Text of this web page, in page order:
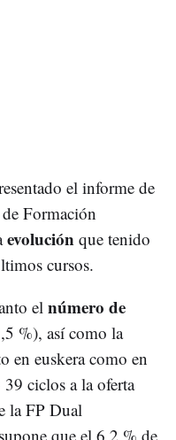
el informe de
Formación
evolución que tenido
cursos.
elnúmero de
%), así como la
en euskera como en
ciclos a la oferta
la FP Dual
que el 6,2 % de